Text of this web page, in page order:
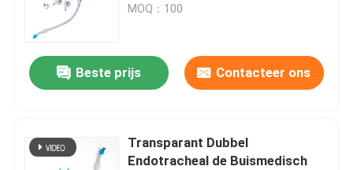
MOQ：100
Beste prijs Contacteer ons
Transparant Dubbel
Endotracheal de Buismedisch